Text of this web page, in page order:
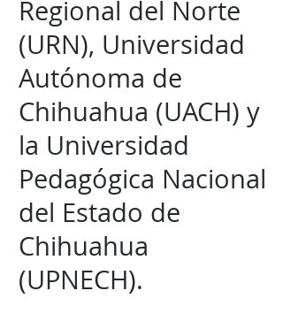
Regional del Norte
(URN), Universidad
Autónoma de
Chihuahua (UACH) y
la Universidad
Pedagógica Nacional
del Estado de
Chihuahua
(UPNECH).